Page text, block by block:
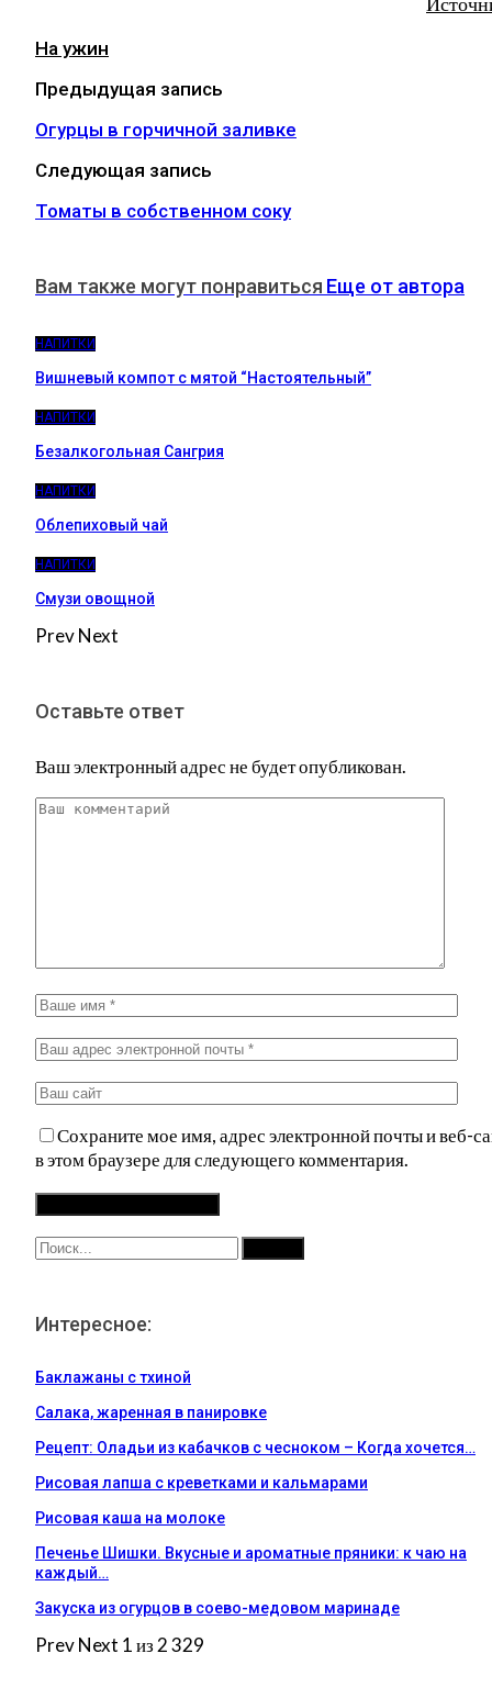
На ужин
Предыдущая запись
Огурцы в горчичной заливке
Следующая запись
Томаты в собственном соку
Вам также могут понравиться Еще от автора
НАПИТКИ
Вишневый компот с мятой “Настоятельный”
НАПИТКИ
Безалкогольная Сангрия
НАПИТКИ
Облепиховый чай
НАПИТКИ
Смузи овощной
PrevNext
Оставьте ответ
Ваш электронный адрес не будет опубликован.
Сохраните мое имя, адрес электронной почты и веб-
в этом браузере для следующего комментария.
Интересное:
Баклажаны с тхиной
Салака, жаренная в панировке
Рецепт: Оладьи из кабачков с чесноком – Когда хочется…
Рисовая лапша с креветками и кальмарами
Рисовая каша на молоке
Печенье Шишки. Вкусные и ароматные пряники: к чаю на
каждый…
Закуска из огурцов в соево-медовом маринаде
PrevNext 1 из 2 329